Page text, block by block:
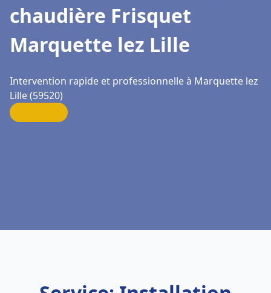
chaudière Frisquet
Marquette lez Lille
Intervention rapide et professionnelle à Marquette lez
Lille (59520)